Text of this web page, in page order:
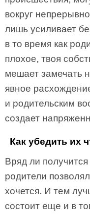
вокруг
лишь усиливает
в то время как
плохое, твоя
мешает замечать
явное
и родительским
создает
Как убедить их
Вряд ли
родители
хочется. И тем
состоит еще и в